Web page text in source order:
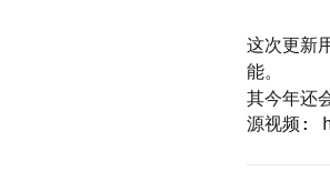
这次更新
能。
其今年还
源视频: